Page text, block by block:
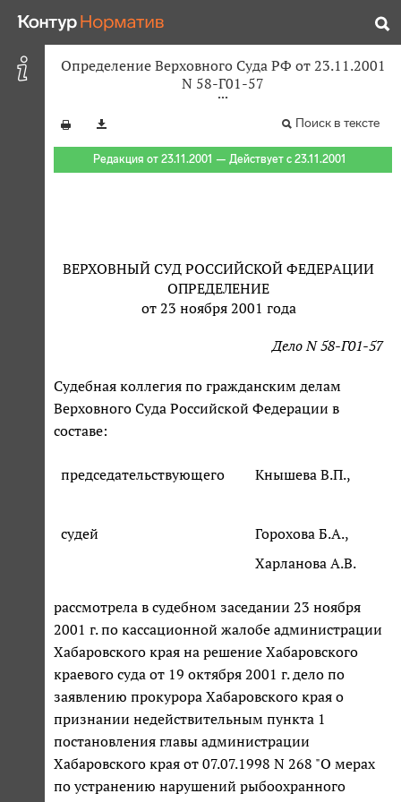
Определение Верховного Суда РФ от 23.11.2001
N 58-Г01-57
Поиск в тексте
Редакция от 23.11.2001 — Действует с 23.11.2001
ВЕРХОВНЫЙ СУД РОССИЙСКОЙ ФЕДЕРАЦИИ
ОПРЕДЕЛЕНИЕ
от 23 ноября 2001 года
Дело N 58-Г01-57
Судебная коллегия по гражданским делам
Верховного Суда Российской Федерации в
составе:
председательствующего Кнышева В.П.,
судей
Горохова Б.А.,
Харланова А.В.
рассмотрела в судебном заседании 23 ноября
2001 г. по кассационной жалобе администрации
Хабаровского края на решение Хабаровского
краевого суда от 19 октября 2001 г. дело по
заявлению прокурора Хабаровского края о
признании недействительным пункта 1
постановления главы администрации
Хабаровского края от 07.07.1998 N 268 "О мерах
по устранению нарушений рыбоохранного